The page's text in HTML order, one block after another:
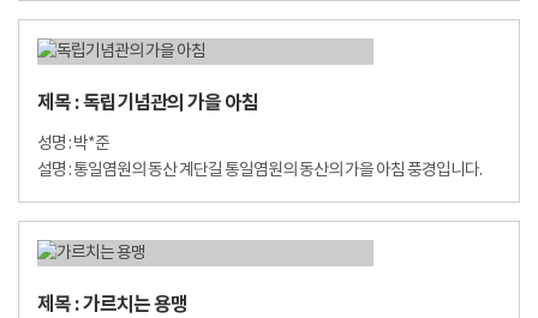
제목 : 독립기념관의 가을 아침
성명 : 박*준
설명 : 통일염원의 동산 계단길 통일염원의 동산의 가을 아침 풍경입니다.
제목 : 가르치는 용맹